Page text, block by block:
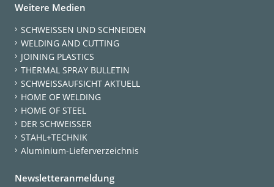
Weitere Medien
SCHWEISSEN UND SCHNEIDEN
WELDING AND CUTTING
JOINING PLASTICS
THERMAL SPRAY BULLETIN
SCHWEISSAUFSICHT AKTUELL
HOME OF WELDING
HOME OF STEEL
DER SCHWEISSER
STAHL+TECHNIK
Aluminium-Lieferverzeichnis
Newsletteranmeldung